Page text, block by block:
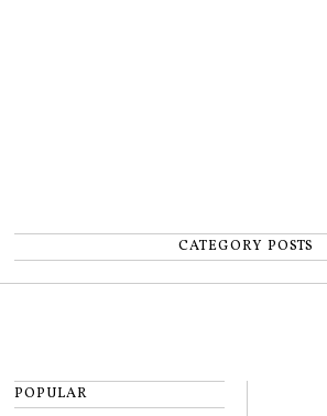
CATEGORY POSTS
POPULAR